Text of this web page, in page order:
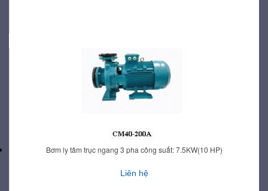
Bơm ly tâm trục ngang 3 pha công suất: 7.5KW(10 HP)
Liên hệ